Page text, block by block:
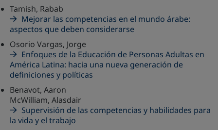
Tamish, Rabab
Mejorar las competencias en el mundo árabe:
aspectos que deben considerarse
Osorio Vargas, Jorge
Enfoques de la Educación de Personas Adultas en
América Latina: hacia una nueva generación de
definiciones y políticas
Benavot, Aaron
McWilliam, Alasdair
Supervisión de las competencias y habilidades para
la vida y el trabajo